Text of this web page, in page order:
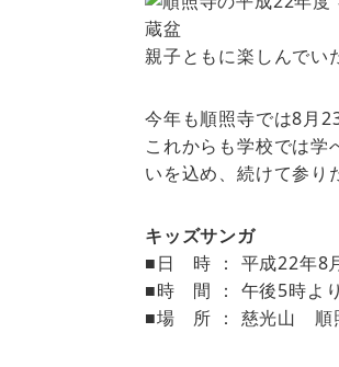
親子ともに楽しんでい
今年も順照寺では8月
これからも学校では学
いを込め、続けて参り
キッズサンガ
■日 時 ： 平成22年8
■時 間 ： 午後5時より
■場 所 ： 慈光山 順